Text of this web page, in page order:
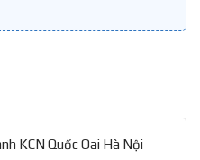
KCN Quốc Oai Hà Nội